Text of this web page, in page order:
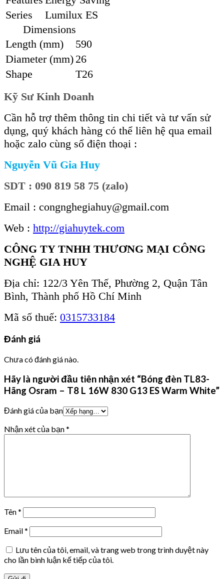
Series
Lumilux ES
Dimensions
Length (mm)
590
Diameter (mm) 26
Shape
T26
Kỹ Sư Kinh Doanh
Cần hỗ trợ thêm thông tin chi tiết và tư vấn sử
dụng, quý khách hàng có thể liên hệ qua email
hoặc zalo cùng số điện thoại :
Nguyễn Vũ Gia Huy
SDT : 090 819 58 75 (zalo)
Email : congnghegiahuy@gmail.com
Web : http://giahuytek.com
CÔNG TY TNHH THƯƠNG MẠI CÔNG
NGHỆ GIA HUY
Địa chỉ: 122/3 Yên Thế, Phường 2, Quận Tân
Bình, Thành phố Hồ Chí Minh
Mã số thuế: 0315733184
Đánh giá
Chưa có đánh giá nào.
Hãy là người đầu tiên nhận xét “Bóng đèn TL83-
Hãng Osram – T8 L 16W 830 G13 ES Warm White”
Đánh giá của bạn
Nhận xét của bạn*
Tên*
Email*
Lưu tên của tôi, email, và trang web trong trình duyệt này
cho lần bình luận kế tiếp của tôi.